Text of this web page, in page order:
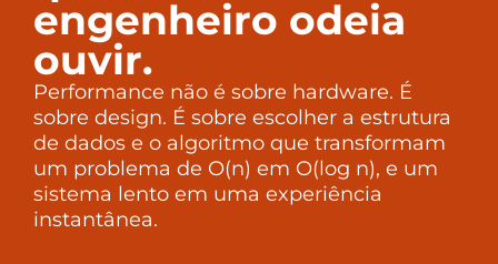
engenheiro odeia
ouvir.
Performance não é sobre hardware. É
sobre design. É sobre escolher a estrutura
de dados e o algoritmo que transformam
um problema de O(n) em O(log n), e um
sistema lento em uma experiência
instantânea.